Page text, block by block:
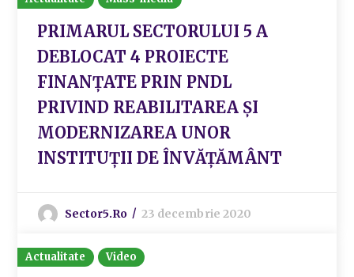
PRIMARUL SECTORULUI 5 A
DEBLOCAT 4 PROIECTE
FINANȚATE PRIN PNDL
PRIVIND REABILITAREA ȘI
MODERNIZAREA UNOR
INSTITUȚII DE ÎNVĂȚĂMÂNT
Sector5.ro 23 decembrie 2020
Actualitate Video